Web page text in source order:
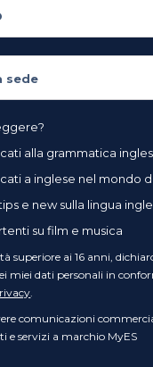
alla grammatica
a inglese nel mondo
e new sulla lingua
su film e musica
superiore ai 16 anni,
miei dati personali in
comunicazioni
e servizi a marchio MyES